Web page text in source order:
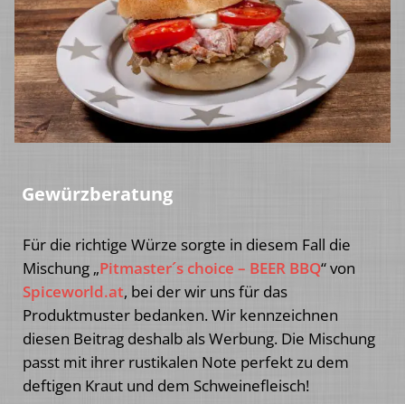
Gewürzberatung
Für die richtige Würze sorgte in diesem Fall die
Mischung „Pitmaster´s choice – BEER BBQ“ von
Spiceworld.at, bei der wir uns für das
Produktmuster bedanken. Wir kennzeichnen
diesen Beitrag deshalb als Werbung. Die Mischung
passt mit ihrer rustikalen Note perfekt zu dem
deftigen Kraut und dem Schweinefleisch!